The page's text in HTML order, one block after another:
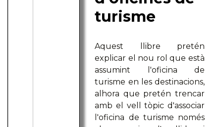
turisme
Aquest llibre pretén
explicar el nou rol que està
assumint l'oficina de
turisme en les destinacions,
alhora que pretén trencar
amb el vell tòpic d'associar
l'oficina de turisme només